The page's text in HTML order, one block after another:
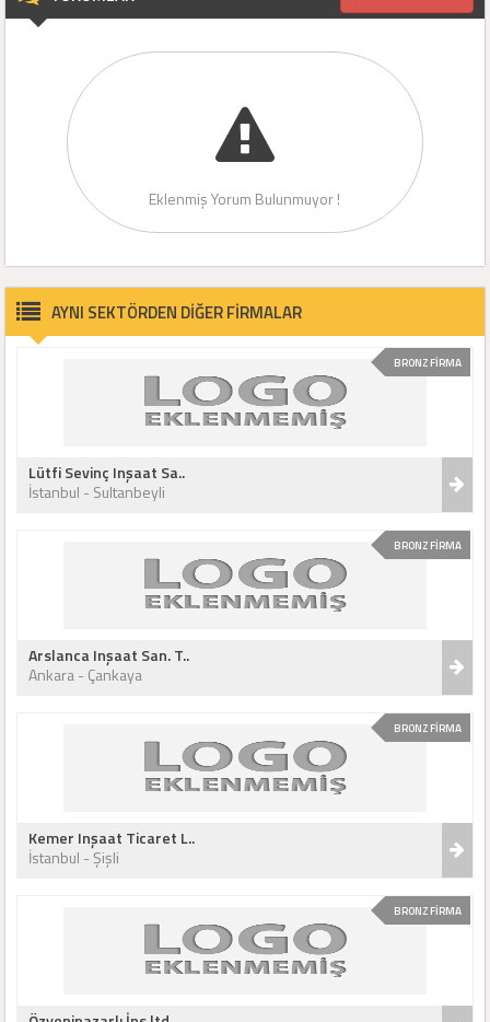
Eklenmiş Yorum Bulunmuyor !
AYNI SEKTÖRDEN DİĞER FİRMALAR
BRONZ FİRMA
Lütfi Sevinç Inşaat Sa..
İstanbul - Sultanbeyli
BRONZ FİRMA
Arslanca Inşaat San. T..
Ankara - Çankaya
BRONZ FİRMA
Kemer Inşaat Ticaret L..
İstanbul - Şişli
BRONZ FİRMA